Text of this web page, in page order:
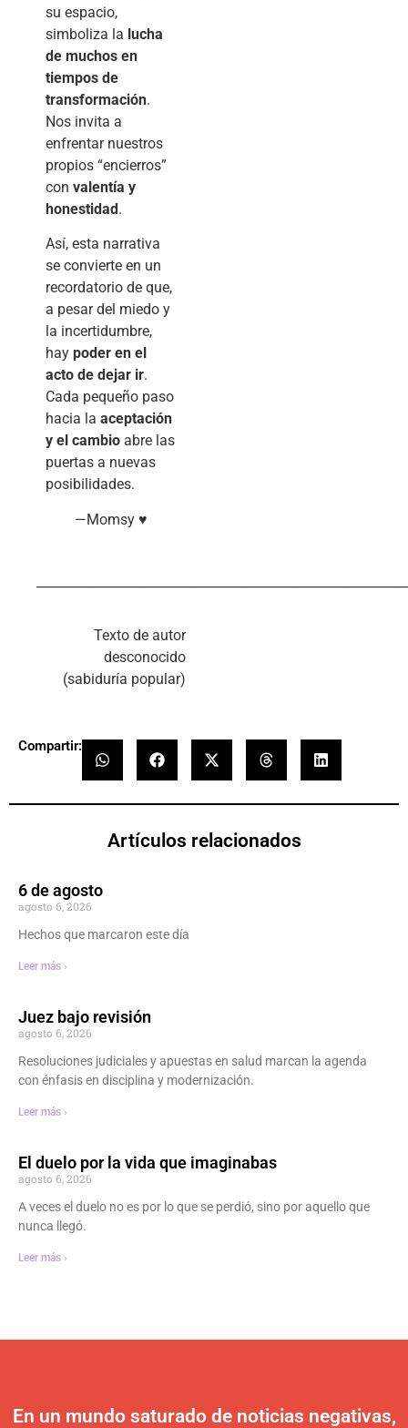
su espacio,
simboliza la lucha
de muchos en
tiempos de
transformación.
Nos invita a
enfrentar nuestros
propios “encierros”
con valentía y
honestidad.
Así, esta narrativa
se convierte en un
recordatorio de que,
a pesar del miedo y
la incertidumbre,
hay poder en el
acto de dejar ir.
Cada pequeño paso
hacia la aceptación
y el cambio abre las
puertas a nuevas
posibilidades.
—Momsy ♥
Texto de autor
desconocido
(sabiduría popular)
Compartir:
Artículos relacionados
6 de agosto
agosto 6, 2026
Hechos que marcaron este día
Leer más ›
Juez bajo revisión
agosto 6, 2026
Resoluciones judiciales y apuestas en salud marcan la agenda
con énfasis en disciplina y modernización.
Leer más ›
El duelo por la vida que imaginabas
agosto 6, 2026
A veces el duelo no es por lo que se perdió, sino por aquello que
nunca llegó.
Leer más ›
En un mundo saturado de noticias negativas,